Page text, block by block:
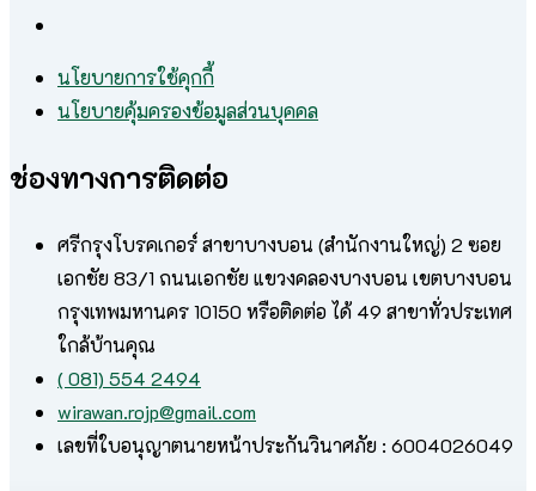
นโยบายการใช้คุกกี้
นโยบายคุ้มครองข้อมูลส่วนบุคคล
ช่องทางการติดต่อ
ศรีกรุงโบรคเกอร์ สาขาบางบอน (สำนักงานใหญ่) 2 ซอย
เอกชัย 83/1 ถนนเอกชัย แขวงคลองบางบอน เขตบางบอน
กรุงเทพมหานคร 10150 หรือติดต่อ ได้ 49 สาขาทั่วประเทศ
ใกล้บ้านคุณ
( 081) 554 2494​
wirawan.rojp@gmail.com
เลขที่ใบอนุญาตนายหน้าประกันวินาศภัย : 6004026049